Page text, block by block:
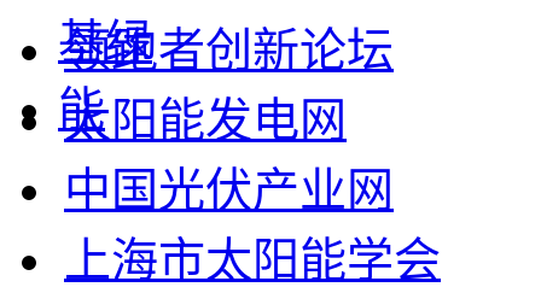
领跑者创新论坛
太阳能发电网
中国光伏产业网
上海市太阳能学会